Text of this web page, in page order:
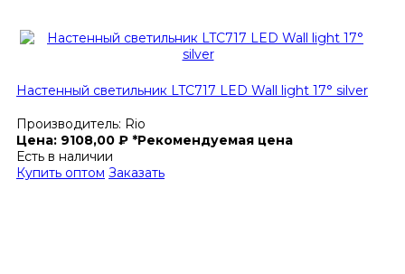
Настенный светильник LTC717 LED Wall light 17° silver
Производитель: Rio
Цена: 9108,00 ₽ *Рекомендуемая цена
Есть в наличии
Купить оптом Заказать